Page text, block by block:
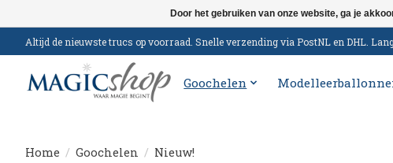
Altijd de nieuwste trucs op voorraad. Snelle verzending via PostNL en DHL.
Goochelen
Home / Goochelen / Nieuw!
Door het gebruiken van onze website, ga je